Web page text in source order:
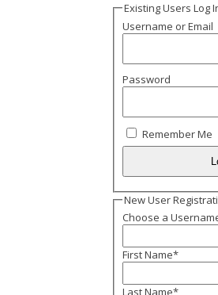
Existing Users Log
Username or Email
Password
Remember Me
New User
Choose a
First Name*
Last Name*